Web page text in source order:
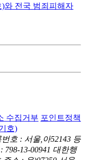
)와 전국 범죄피해자
수집거부 포인트정책
호)
호 : 서울,아52143 등
13-00941 대한행